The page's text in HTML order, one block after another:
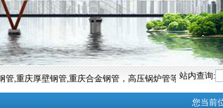
管,重庆厚壁钢管,重庆合金钢管，高压锅炉管等站内查询:
您当前